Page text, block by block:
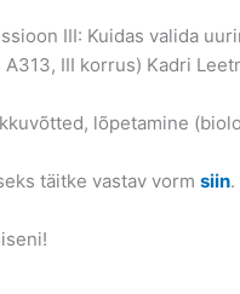
III: Kuidas valida
III korrus) Kadri
lõpetamine
täitke vastav vormsiin.